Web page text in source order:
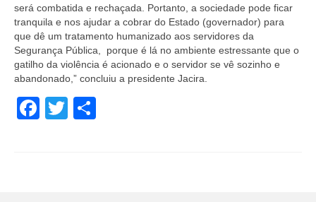
será combatida e rechaçada. Portanto, a sociedade pode ficar
tranquila e nos ajudar a cobrar do Estado (governador) para
que dê um tratamento humanizado aos servidores da
Segurança Pública, porque é lá no ambiente estressante que o
gatilho da violência é acionado e o servidor se vê sozinho e
abandonado,” concluiu a presidente Jacira.
Facebook
Twitter